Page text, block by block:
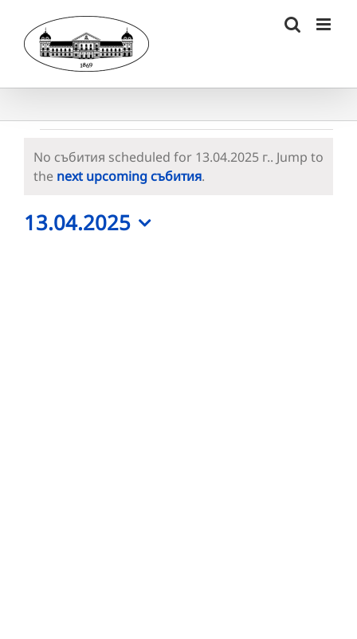
content
Събития
for
13.04.2025
г.
Notice
No събития scheduled for 13.04.2025 г.. Jump to
the next upcoming събития.
13.04.2025